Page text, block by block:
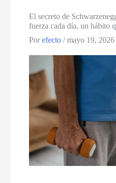
El secreto de
fuerza cada día, un hábito
Porefecto/mayo 19, 2026